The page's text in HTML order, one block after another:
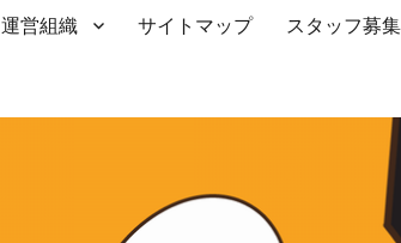
運営組織 サイトマップ スタッフ募集